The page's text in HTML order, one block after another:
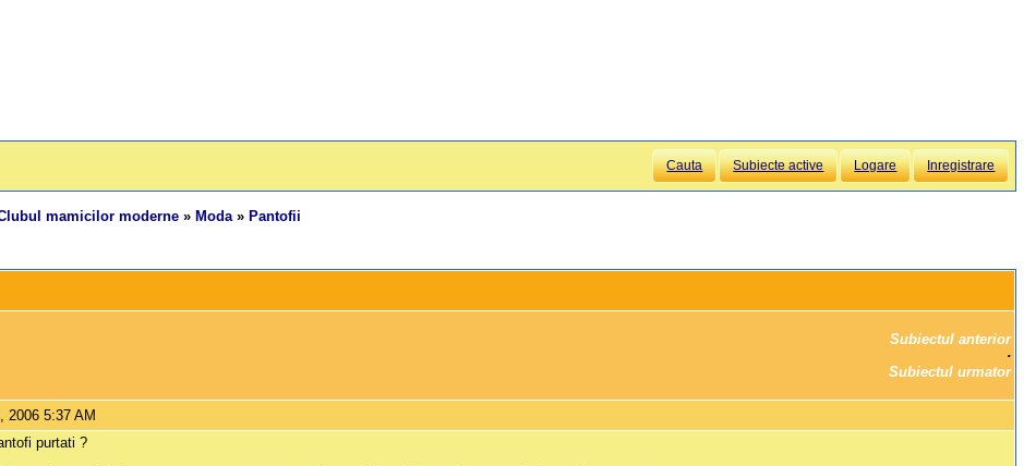
Cauta Subiecte active Logare Inregistrare
mamicilor moderne » Moda» Pantofii
Subiectul anterior
Subiectul urmator
2006 5:37 AM
purtati ?